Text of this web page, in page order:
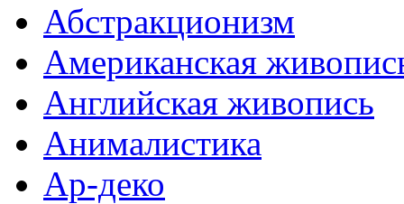
Абстракционизм
Американская
Английская живопись
Анималистика
Ар-деко